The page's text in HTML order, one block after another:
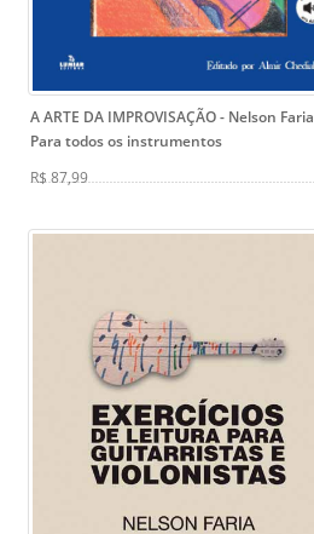
A ARTE DA IMPROVISAÇÃO - Nelson Faria
Para todos os instrumentos
R$ 87,99